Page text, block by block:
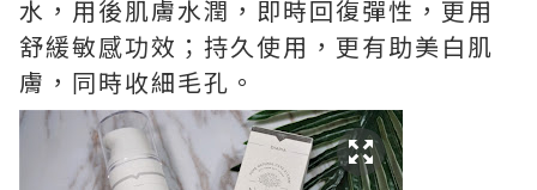
水，用後肌膚水潤，即時回復彈性，更用
舒緩敏感功效；持久使用，更有助美白肌
膚，同時收細毛孔。